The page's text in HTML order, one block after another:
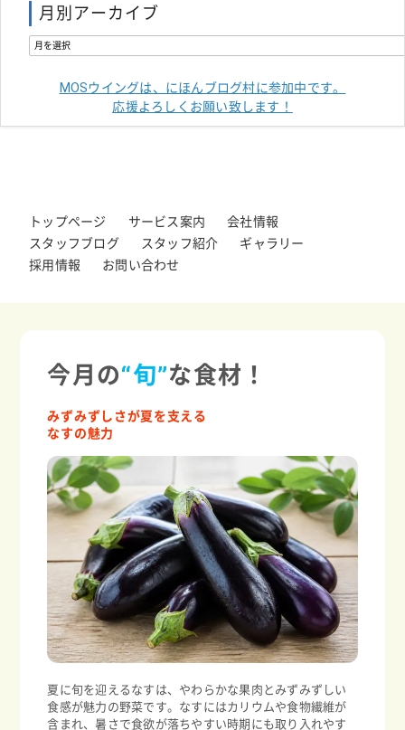
月別アーカイブ
MOSウイングは、にほんブログ村に参加中です。
応援よろしくお願い致します！
トップページ サービス案内
会社情報
スタッフブログ
スタッフ紹介
ギャラリー
採用情報
お問い合わせ
今月の“旬”な食材！
みずみずしさが夏を支える
なすの魅力
夏に旬を迎えるなすは、やわらかな果肉とみずみずしい
食感が魅力の野菜です。なすにはカリウムや食物繊維が
含まれ、暑さで食欲が落ちやすい時期にも取り入れやす